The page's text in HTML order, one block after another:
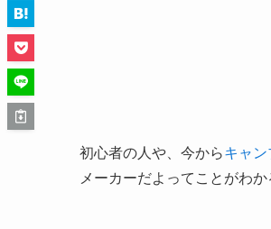
初心者の人や、今からキャン
メーカーだよってことがわ